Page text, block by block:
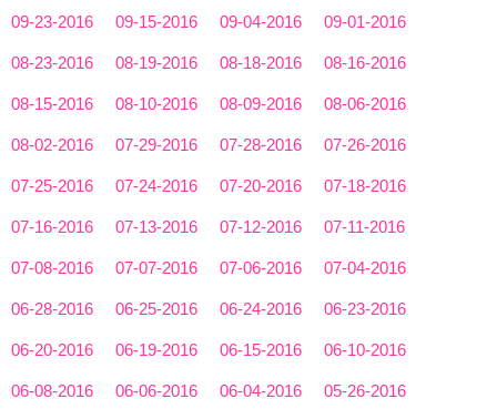
09-23-2016 09-15-2016 09-04-2016 09-01-2016
08-23-2016 08-19-2016 08-18-2016 08-16-2016
08-15-2016 08-10-2016 08-09-2016 08-06-2016
08-02-2016 07-29-2016 07-28-2016 07-26-2016
07-25-2016 07-24-2016 07-20-2016 07-18-2016
07-16-2016 07-13-2016 07-12-2016 07-11-2016
07-08-2016 07-07-2016 07-06-2016 07-04-2016
06-28-2016 06-25-2016 06-24-2016 06-23-2016
06-20-2016 06-19-2016 06-15-2016 06-10-2016
06-08-2016 06-06-2016 06-04-2016 05-26-2016